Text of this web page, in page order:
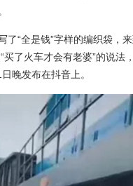
“全是钱”字样的编织袋，
买了火车才会有老婆”的说法
晚发布在抖音上。